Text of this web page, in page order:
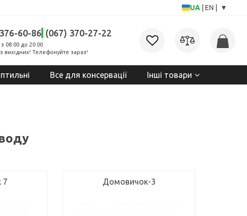
UA EN ▾
60-86 (067) 370-27-22
08:00 до 20:00
вихідних! Телефонуйте зараз!
Все для консервації Інші товари
7 Домовичок-3